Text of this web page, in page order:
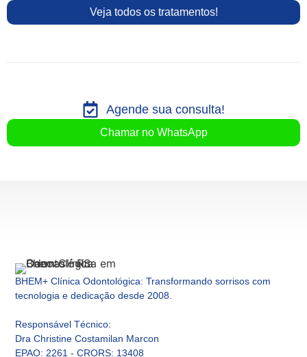
Veja todos os tratamentos!
Agende sua consulta!
Chamar no WhatsApp
BHEM+ Clínica Odontológica: Transformando sorrisos com
tecnologia e dedicação desde 2008.
Responsável Técnico:
Dra Christine Costamilan Marcon
EPAO: 2261 - CRORS: 13408